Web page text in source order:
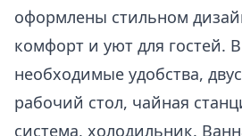
оформлены стильном
комфорт и уют для гостей.
необходимые удобства,
рабочий стол, чайная
система, холодильник.